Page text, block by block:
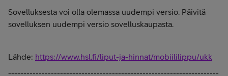
Sovelluksesta voi olla olemassa uudempi versio. Päivitä
sovelluksen uudempi versio sovelluskaupasta.
Lähde: https://www.hsl.fi/liput-ja-hinnat/mobiililippu/ukk
---------------------------------------------------------------------